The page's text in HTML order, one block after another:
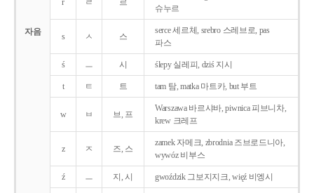
자음
r ㄹ 르
슈누르
s ㅅ 스
serce 세르체, srebro 스레브로, pas
파스
ś ㅡ 시 ślepy 실레피, dziś 지시
t ㅌ 트 tam 탐, matka 마트카, but 부트
w ㅂ 브, 프
Warszawa 바르샤바, piwnica 피브니차,
krew 크레프
z ㅈ 즈, 스
zamek 자메크, zbrodnia 즈브로드니아,
wywóz 비부스
ź ㅡ 지, 시 gwoździk 그보지지크, więź 비엥시